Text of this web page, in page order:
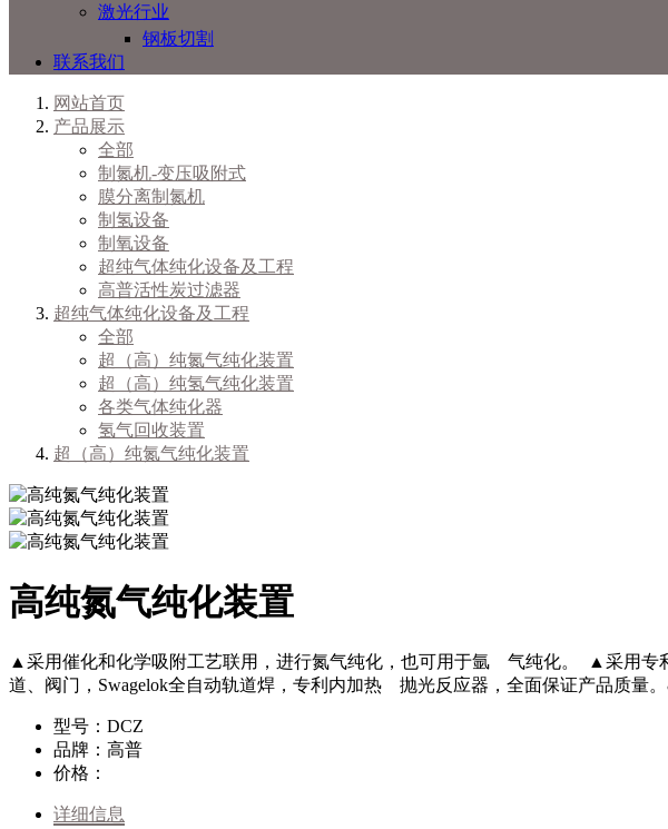
激光行业
钢板切割
联系我们
网站首页
产品展示
全部
制氮机-变压吸附式
膜分离制氮机
制氢设备
制氧设备
超纯气体纯化设备及工程
高普活性炭过滤器
超纯气体纯化设备及工程
全部
超（高）纯氮气纯化装置
超（高）纯氢气纯化装置
各类气体纯化器
氢气回收装置
超（高）纯氮气纯化装置
高纯氮气纯化装置
▲采用催化和化学吸附工艺联用，进行氮气纯化，也可用于氩 气纯化。 ▲采用
道、阀门，Swagelok全自动轨道焊，专利内加热 抛光反应器，全面保证产品质量。
型号：DCZ
品牌：高普
价格：
详细信息